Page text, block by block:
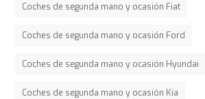
Coches de segunda mano y ocasión Fiat
Coches de segunda mano y ocasión Ford
Coches de segunda mano y ocasión Hyundai
Coches de segunda mano y ocasión Kia